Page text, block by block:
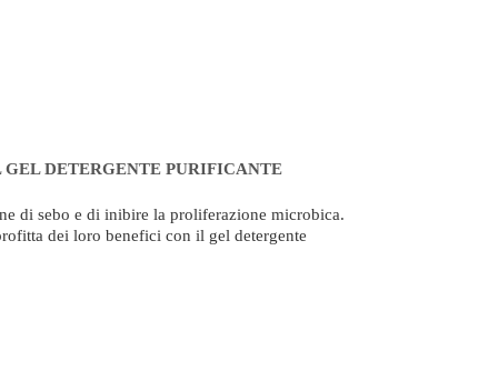
DETERGENTE PURIFICANTE
di sebo e di inibire la proliferazione microbica.
dei loro benefici con il gel detergente